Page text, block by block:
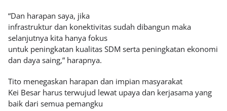
“Dan harapan saya, jika
infrastruktur dan konektivitas sudah dibangun maka
selanjutnya kita hanya fokus
untuk peningkatan kualitas SDM serta peningkatan ekonomi
dan daya saing,” harapnya.
Tito menegaskan harapan dan impian masyarakat
Kei Besar harus terwujud lewat upaya dan kerjasama yang
baik dari semua pemangku